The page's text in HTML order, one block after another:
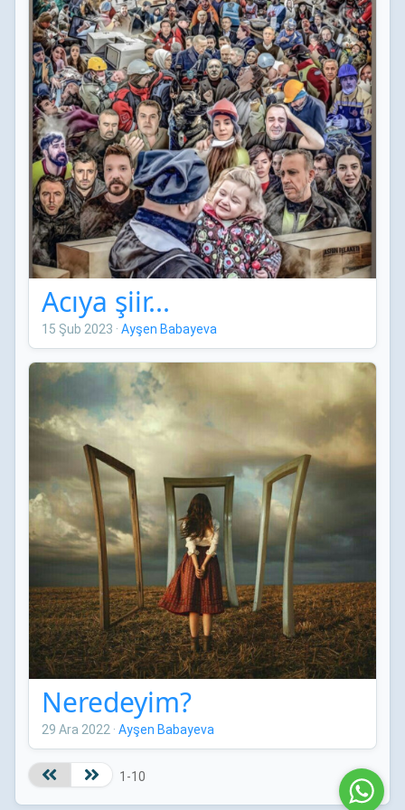
Acıya şiir...
15 Şub 2023 · Ayşen Babayeva
Neredeyim?
29 Ara 2022· Ayşen Babayeva
1-10